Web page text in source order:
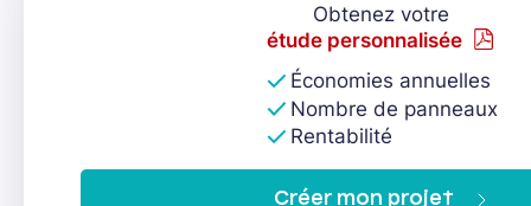
Obtenez votre
étude personnalisée
Économies annuelles
Nombre de panneaux
Rentabilité
Créer mon projet